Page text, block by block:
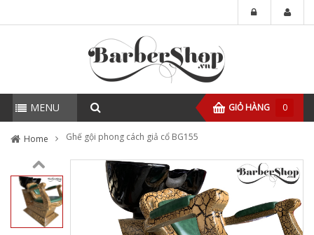
MENU GIỎ HÀNG 0
Home Ghế gội phong cách giả cổ BG155